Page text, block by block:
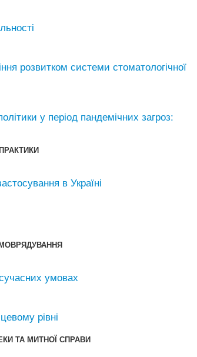
розвитком системи стоматологічної
у період пандемічних загроз:
в Україні
умовах
рівні
ТА МИТНОЇ СПРАВИ